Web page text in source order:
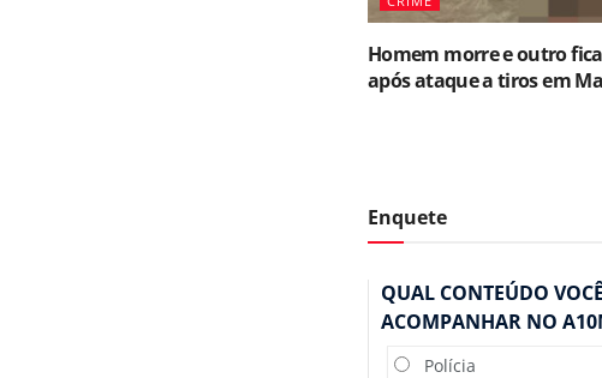
Homem morre e outro
após ataque a tiros em
Enquete
QUAL CONTEÚDO
ACOMPANHAR NO
Polícia